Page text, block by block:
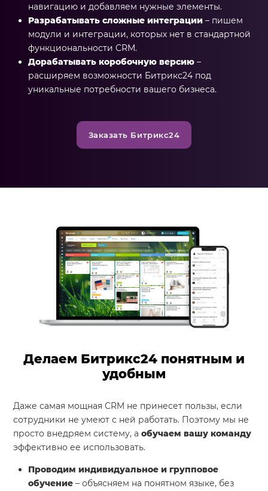
навигацию и добавляем нужные элементы.
Разрабатывать сложные интеграции – пишем
модули и интеграции, которых нет в стандартной
функциональности CRM.
Дорабатывать коробочную версию –
расширяем возможности Битрикс24 под
уникальные потребности вашего бизнеса.
Заказать Битрикс24
Делаем Битрикс24 понятным и
удобным
Даже самая мощная CRM не принесет пользы, если
сотрудники не умеют с ней работать. Поэтому мы не
просто внедряем систему, аобучаем вашу команду
эффективно ее использовать.
Проводим индивидуальное и групповое
обучение – объясняем на понятном языке, без